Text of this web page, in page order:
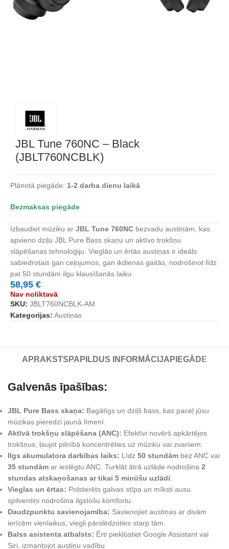
JBL Tune 760NC – Black
(JBLT760NCBLK)
Plānotā piegāde: 1-2 darba dienu laikā
Bezmaksas piegāde
Izbaudiet mūziku ar JBL Tune 760NC bezvadu austiņām, kas
apvieno dziļu JBL Pure Bass skaņu un aktīvo trokšņu
slāpēšanas tehnoloģiju. Vieglās un ērtās austiņas ir ideāls
sabiedrotais gan ceļojumos, gan ikdienas gaitās, nodrošinot līdz
pat 50 stundām ilgu klausīšanās laiku.
58,95 €
Nav noliktavā
SKU: JBLT760NCBLK-AM
Kategorijas: Austiņas
APRAKSTS PAPILDUS INFORMĀCIJA PIEGĀDE
Galvenās īpašības:
JBL Pure Bass skaņa: Bagātīgs un dziļš bass, kas paceļ jūsu
mūzikas pieredzi jaunā līmenī.
Aktīvā trokšņu slāpēšana (ANC): Efektīvi novērš apkārtējos
trokšņus, ļaujot pilnībā koncentrēties uz mūziku vai zvaniem.
Ilgs akumulatora darbības laiks: Līdz 50 stundām bez ANC vai
35 stundām ar ieslēgtu ANC. Turklāt ātrā uzlāde nodrošina 2
stundas atskaņošanas ar tikai 5 minūšu uzlādi
Vieglas un ērtas: Polsterēts galvas stīpa un mīksti ausu
spilventiņi nodrošina ilgstošu komfortu.
Daudzpunktu savienojamība: Savienojiet austiņas ar divām
ierīcēm vienlaikus, viegli pārslēdzoties starp tām.
Balss asistenta atbalsts: Ērti piekļūstiet Google Assistant vai
Siri, izmantojot austiņu vadību.